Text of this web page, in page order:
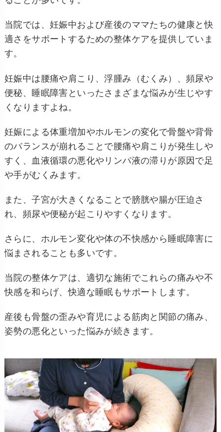
当院では、妊娠中および産後のママたちの健康と快
適さをサポートするための整体ケアを提供していま
す。
妊娠中は腰痛や肩こり、浮腫み（むくみ）、頻尿や
便秘、睡眠障害といったさまざまな悩みが生じやす
くなりますよね。
妊娠による体重増加やホルモンの変化で骨盤や背骨
のバランスが崩れることで腰痛や肩こりが発生しや
すく、血液循環の悪化やリンパ液の滞りが原因で足
や手がむくみます。
また、子宮が大きくなることで膀胱や腸が圧迫さ
れ、頻尿や便秘が起こりやすくなります。
さらに、ホルモン変化や体の不快感から睡眠障害に
悩まされることも多いです。
当院の整体ケアは、適切な施術でこれらの痛みや不
快感を和らげ、快適な睡眠もサポートします。
産後も骨盤の歪みや育児による筋肉と関節の痛み、
姿勢の悪化といった悩みが続きます。